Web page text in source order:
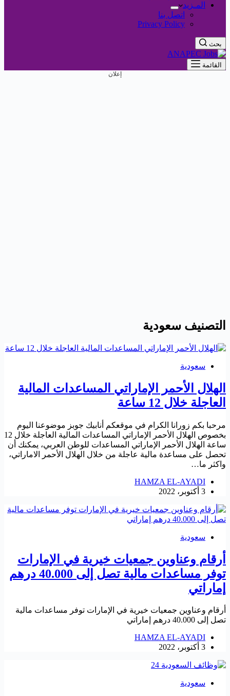
المـزيد
اتصل بنا
Privacy Policy
بحث
القائمة
إعلان
التصنيف سعودية
سعودية
الهلال الأحمر الإماراتي المساعدات المالية
العاجلة خلال 12 ساعة
مرحبا بكم زورانا الكرام في موقعكم أنابيك جوبز موضوعنا اليوم
بخصوص الهلال الأحمر الإماراتي المساعدات المالية العاجلة خلال 12
ساعة الهلال الأحمر الإماراتي المساعدات للوطن العربي، يمكنك أن
تحصل على مساعدة مالية عاجلة من خلال الهلال الأحمر الاماراتي،
واكثر ما…
HAMZA EL-AYADI
3 أكتوبر، 2022
سعودية
أرقام وعناوين جمعيات خيرية في الإمارات
توفر مساعدات مالية تصل إلى 40.000 درهم
إماراتي
أرقام وعناوين جمعيات خيرية في الإمارات توفر مساعدات مالية
تصل إلى 40.000 درهم إماراتي
HAMZA EL-AYADI
3 أكتوبر، 2022
سعودية